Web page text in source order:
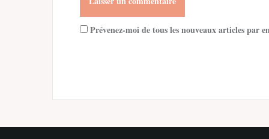
Prévenez-moi de tous les nouveaux articles par